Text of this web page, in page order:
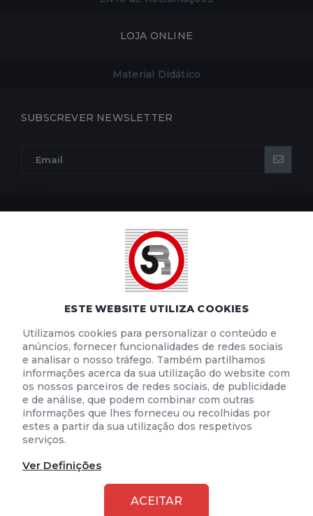
ESTE WEBSITE UTILIZA COOKIES
Utilizamos cookies para personalizar o conteúdo e
anúncios, fornecer funcionalidades de redes sociais
e analisar o nosso tráfego. Também partilhamos
informações acerca da sua utilização do website com
os nossos parceiros de redes sociais, de publicidade
e de análise, que podem combinar com outras
informações que lhes forneceu ou recolhidas por
estes a partir da sua utilização dos respetivos
serviços.
Ver Definições
ACEITAR
LOJA ONLINE
Material Didático
SUBSCREVER NEWSLETTER
POLÍTICA DE COOKIES
TERMOS E CONDIÇÕES DE UTILIZAÇÃO